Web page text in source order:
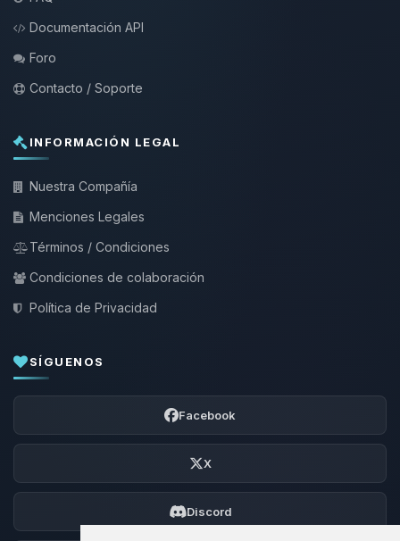
Documentación API
Foro
Contacto / Soporte
INFORMACIÓN LEGAL
Nuestra Compañía
Menciones Legales
Términos / Condiciones
Condiciones de colaboración
Política de Privacidad
SÍGUENOS
Facebook
X
Discord